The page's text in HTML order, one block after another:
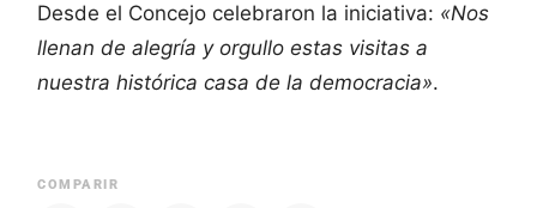
Desde el Concejo celebraron la iniciativa: «Nos
llenan de alegría y orgullo estas visitas a
nuestra histórica casa de la democracia».
COMPARIR